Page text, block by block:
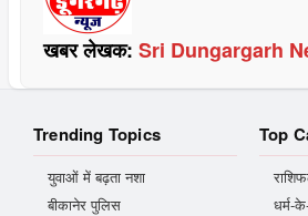
खबर लेखक: Sri Dungargarh
Trending Topics
युवाओं में बढ़ता नशा
बीकानेर पुलिस
Top
धर्म-